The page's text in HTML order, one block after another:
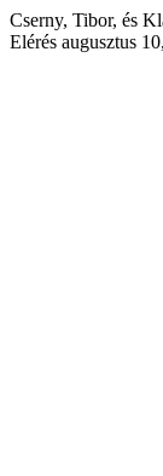
Cserny, Tibor, és
Elérés augusztus